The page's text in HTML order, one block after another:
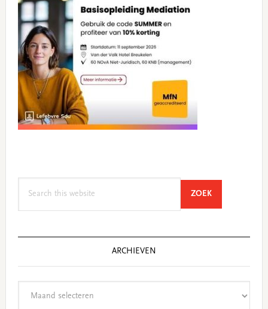
ZOEKSEARCH
ARCHIEVEN